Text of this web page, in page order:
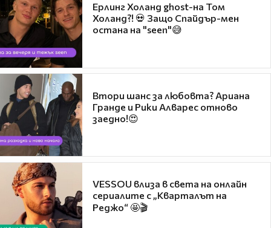
Ерлинг Холанд ghost-на Том
Холанд?! 💀 Защо Спайдър-мен
остана на "seen"😅
Втори шанс за любовта? Ариана
Гранде и Рики Алварес отново
заедно!😍
VESSOU влиза в света на онлайн
сериалите с „Кварталът на
Реджо“ 🤩🎬